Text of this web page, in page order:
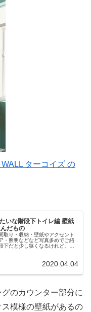
ターコイズ の
いな階段下トイレ編 壁紙
だもの
取り・収納・壁紙やアクセント
・照明などなど写真多めでご紹
下だと少し狭くなるけれど、そ
2020.04.04
のカウンター部分に
模様の壁紙があるの